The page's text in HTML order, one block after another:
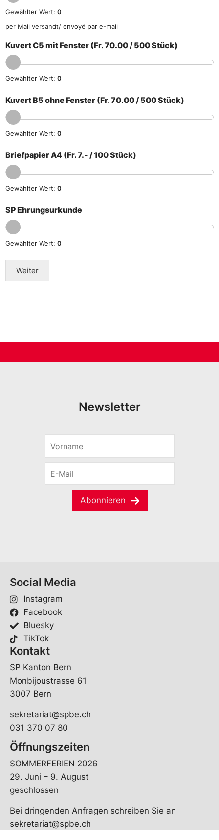
Gewählter Wert: 0
per Mail versandt/ envoyé par e-mail
Kuvert C5 mit Fenster (Fr. 70.00 / 500 Stück)
Gewählter Wert: 0
Kuvert B5 ohne Fenster (Fr. 70.00 / 500 Stück)
Gewählter Wert: 0
Briefpapier A4 (Fr. 7.- / 100 Stück)
Gewählter Wert: 0
SP Ehrungsurkunde
Gewählter Wert: 0
Weiter
Newsletter
r
M
Abonnieren
Social Media
Instagram
Facebook
Bluesky
TikTok
Kontakt
SP Kanton Bern
Monbijoustrasse 61
3007 Bern
sekretariat@spbe.ch
031 370 07 80
Öffnungszeiten
SOMMERFERIEN 2026
29. Juni – 9. August
geschlossen
Bei dringenden Anfragen schreiben Sie an
sekretariat@spbe.ch